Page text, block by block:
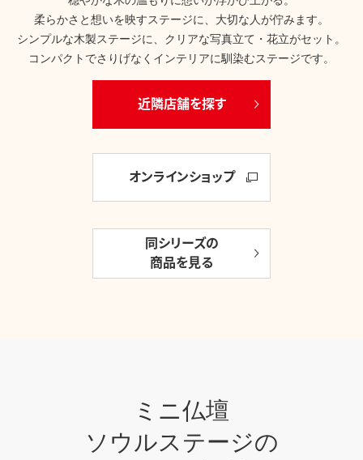
柔らかさと想いを映すステージに、大切な人が佇みます。
シンプルな木製ステージに、クリアな写真立て・花立がセット。
コンパクトでさりげなくインテリアに馴染むステージです。
近隣店舗を探す
オンラインショップ
同シリーズの
商品を見る
ミニ仏壇
ソウルステージの